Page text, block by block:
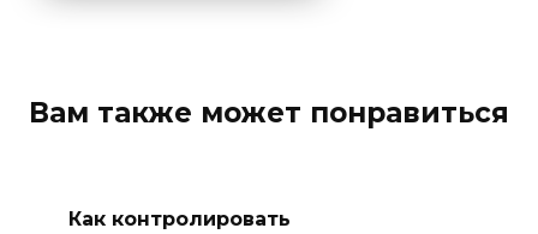
Вам также может понравиться
Как контролировать